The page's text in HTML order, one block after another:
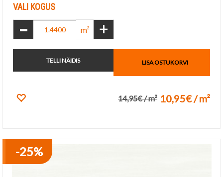
VALI KOGUS
- m² +
TELLI NÄIDIS LISA OSTUKORVI
14,95€ / m² 10,95€ / m²